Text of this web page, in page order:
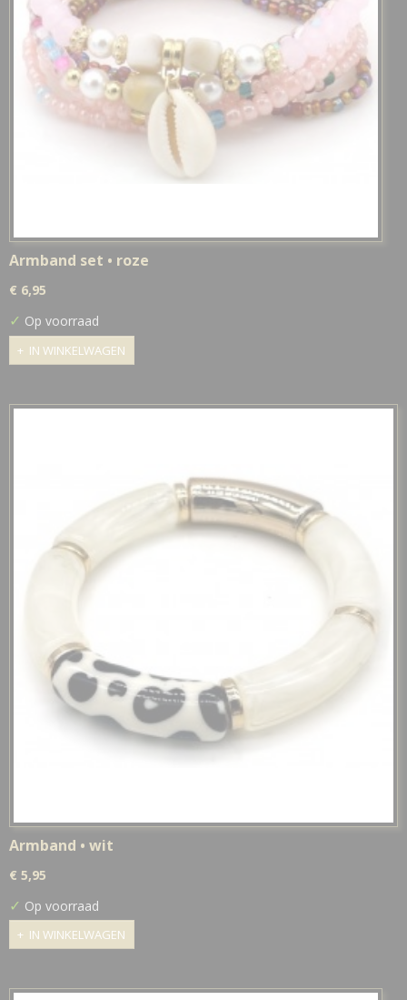
Armband set • roze
€ 6,95
✓ Op voorraad
IN WINKELWAGEN
Armband • wit
€ 5,95
✓ Op voorraad
IN WINKELWAGEN